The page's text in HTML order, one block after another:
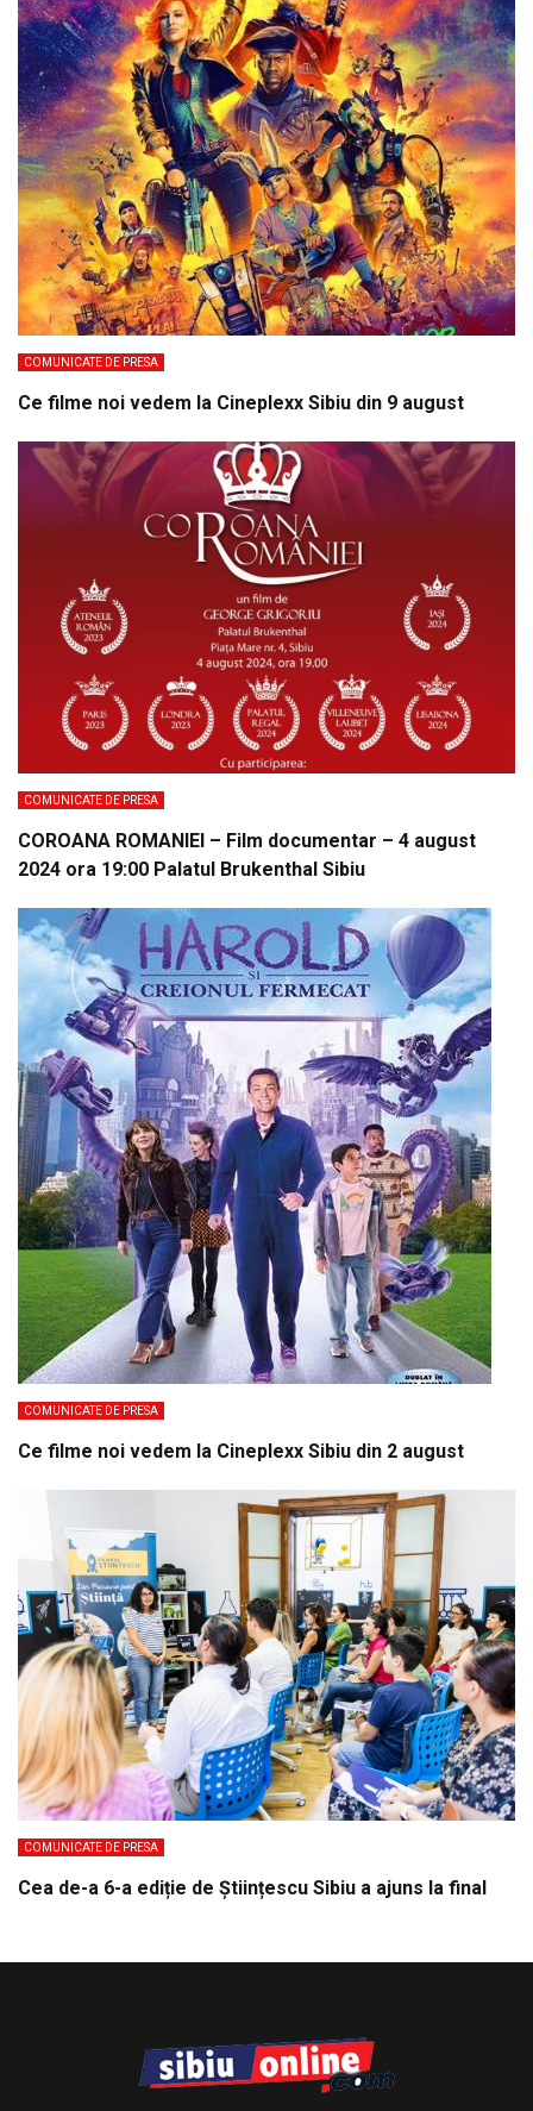
COMUNICATE DE PRESA
Ce filme noi vedem la Cineplexx Sibiu din 9 august
COMUNICATE DE PRESA
COROANA ROMANIEI – Film documentar – 4 august
2024 ora 19:00 Palatul Brukenthal Sibiu
COMUNICATE DE PRESA
Ce filme noi vedem la Cineplexx Sibiu din 2 august
COMUNICATE DE PRESA
Cea de-a 6-a ediție de Științescu Sibiu a ajuns la final